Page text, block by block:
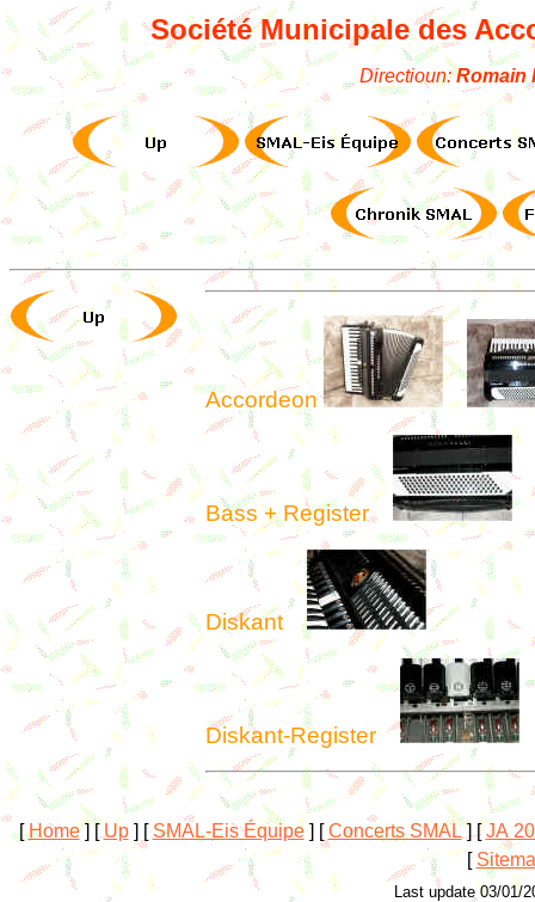
Société Municipale des
Directioun:Romain
Accordeon
Bass + Register
Diskant
Diskant-Register
[Home] [Up] [ SMAL-Eis Équipe] [Concerts SMAL] [JA
[
Last update 03/01/